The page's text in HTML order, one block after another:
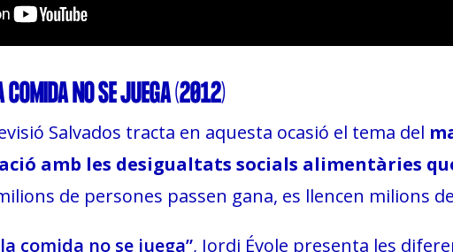
COMIDA NO SE JUEGA (2012)
Salvados tracta en aquesta ocasió el tema del
amb les desigualtats socials alimentàries
de persones passen gana, es llencen milions
comida no se juega”, Jordi Évole presenta les